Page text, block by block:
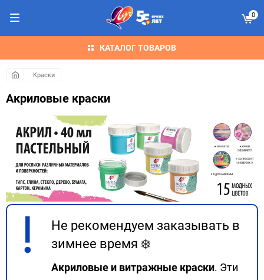
КАТАЛОГ ТОВАРОВ
0
Краски
Акриловые краски
Не рекомендуем заказывать в
зимнее время ❄️
Акриловые и витражные краски. Эти